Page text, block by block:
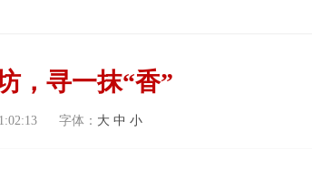
，寻一抹“香”
字体： 大 中 小